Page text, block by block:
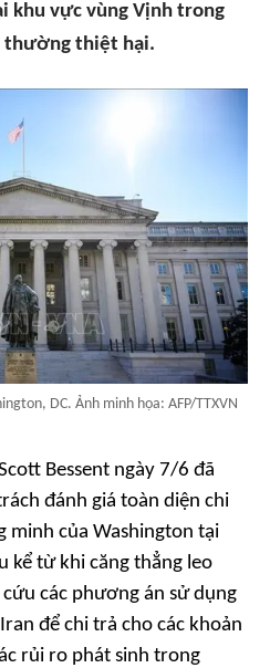
khu vực vùng Vịnh trong
thường thiệt hại.
DC. Ảnh minh họa: AFP/TTXVN
Bessent ngày 7/6 đã
đánh giá toàn diện chi
minh của Washington tại
kể từ khi căng thẳng leo
các phương án sử dụng
để chi trả cho các khoản
rủi ro phát sinh trong